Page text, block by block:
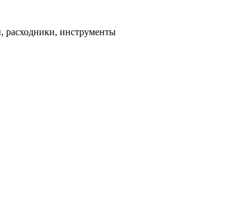
расходники, инструменты